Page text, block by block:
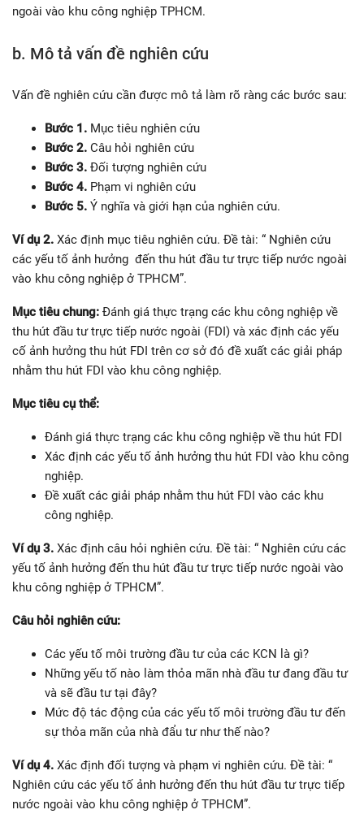
ngoài vào khu công nghiệp TPHCM.
b. Mô tả vấn đề nghiên cứu
Vấn đề nghiên cứu cần được mô tả làm rõ ràng các bước sau:
Bước 1. Mục tiêu nghiên cứu
Bước 2. Câu hỏi nghiên cứu
Bước 3. Đối tượng nghiên cứu
Bước 4. Phạm vi nghiên cứu
Bước 5. Ý nghĩa và giới hạn của nghiên cứu.
Ví dụ 2. Xác định mục tiêu nghiên cứu. Đề tài: “ Nghiên cứu
các yếu tố ảnh hưởng đến thu hút đầu tư trực tiếp nước ngoài
vào khu công nghiệp ở TPHCM”.
Mục tiêu chung: Đánh giá thực trạng các khu công nghiệp về
thu hút đầu tư trực tiếp nước ngoài (FDI) và xác định các yếu
cố ảnh hưởng thu hút FDI trên cơ sở đó đề xuất các giải pháp
nhằm thu hút FDI vào khu công nghiệp.
Mục tiêu cụ thể:
Đánh giá thực trạng các khu công nghiệp về thu hút FDI
Xác định các yếu tố ảnh hưởng thu hút FDI vào khu công
nghiệp.
Đề xuất các giải pháp nhằm thu hút FDI vào các khu
công nghiệp.
Ví dụ 3. Xác định câu hỏi nghiên cứu. Đề tài: “ Nghiên cứu các
yếu tố ảnh hưởng đến thu hút đầu tư trực tiếp nước ngoài vào
khu công nghiệp ở TPHCM”.
Câu hỏi nghiên cứu:
Các yếu tố môi trường đầu tư của các KCN là gì?
Những yếu tố nào làm thỏa mãn nhà đầu tư đang đầu tư
và sẽ đầu tư tại đây?
Mức độ tác động của các yếu tố môi trường đầu tư đến
sự thỏa mãn của nhà đẩu tư như thế nào?
Ví dụ 4. Xác định đối tượng và phạm vi nghiên cứu. Đề tài: “
Nghiên cứu các yếu tố ảnh hưởng đến thu hút đầu tư trực tiếp
nước ngoài vào khu công nghiệp ở TPHCM”.